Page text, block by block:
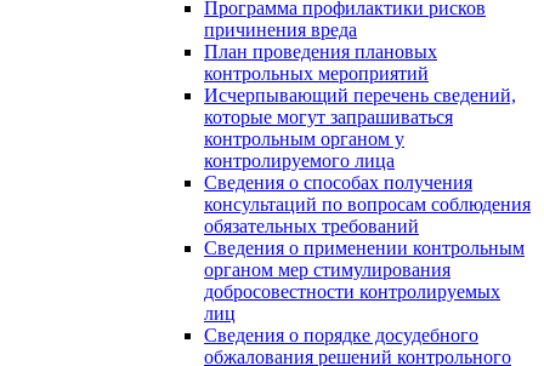
Программа профилактики рисков
причинения вреда
План проведения плановых
контрольных мероприятий
Исчерпывающий перечень сведений,
которые могут запрашиваться
контрольным органом у
контролируемого лица
Сведения о способах получения
консультаций по вопросам соблюдения
обязательных требований
Сведения о применении контрольным
органом мер стимулирования
добросовестности контролируемых
лиц
Сведения о порядке досудебного
обжалования решений контрольного